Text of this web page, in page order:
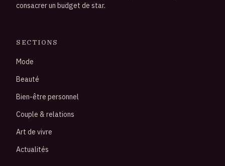
consacrer un budget de star.
SECTIONS
Mode
Beauté
Bien-être personnel
Couple & relations
Art de vivre
Actualités